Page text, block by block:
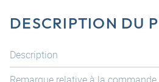
DESCRIPTION DU
Description